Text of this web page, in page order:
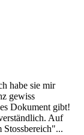
habe sie mir
gewiss
Dokument gibt!
Auf
Stossbereich"...